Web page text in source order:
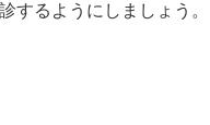
するようにしましょう。